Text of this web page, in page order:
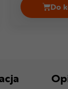
Drive Pro
Do